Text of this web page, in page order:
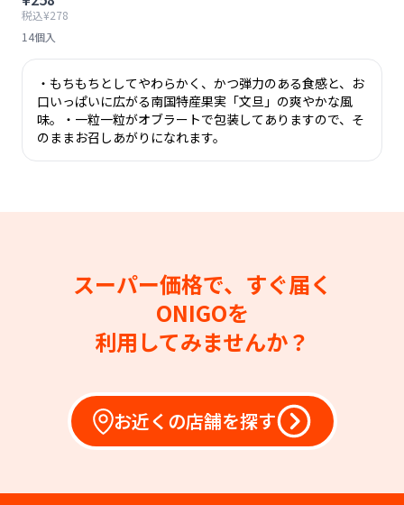
税込¥278
14個入
・もちもちとしてやわらかく、かつ弾力のある食感と、お
口いっぱいに広がる南国特産果実「文旦」の爽やかな風
味。・一粒一粒がオブラートで包装してありますので、そ
のままお召しあがりになれます。
スーパー価格で、すぐ届く
ONIGOを
利用してみませんか？
お近くの店舗を探す